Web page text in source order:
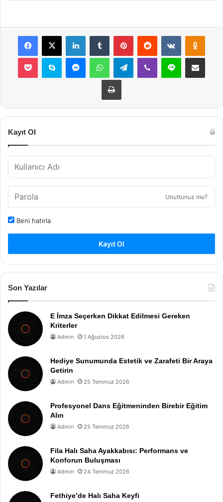
Facebook
X LinkedInTumblr PinterestReddit VKontakte
Pocket Skype MessengerWhatsAppTelegramViber Line E-Posta ile
Yazdır
Kayıt Ol
Unuttunuz mu?
Beni hatırla
Kayıt Ol
Son Yazılar
E İmza Seçerken Dikkat Edilmesi Gereken
Kriterler
Admin 1 Ağustos 2026
Hediye Sunumunda Estetik ve Zarafeti Bir Araya
Getirin
Admin 25 Temmuz 2026
Profesyonel Dans Eğitmeninden Birebir Eğitim
Alın
Admin 25 Temmuz 2026
Fila Halı Saha Ayakkabısı: Performans ve
Konforun Buluşması
Admin 24 Temmuz 2026
Fethiye’de Halı Saha Keyfi